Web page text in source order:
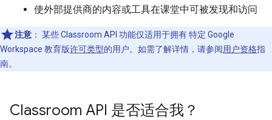
使外部提供商的内容或工具在课堂中可被发现和访问
注意 ： 某些 Classroom API 功能仅适用于拥有 特定 Google
Workspace 教育版许可类型的用户。如需了解详情，请参阅用户资格指
南。
Classroom API 是否适合我？